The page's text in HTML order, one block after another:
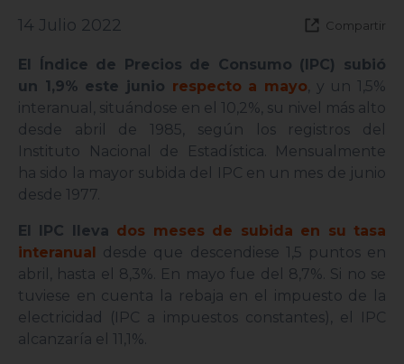
14 Julio 2022 Compartir
El Índice de Precios de Consumo (IPC) subió
un 1,9% este junio respecto a mayo, y un 1,5%
interanual, situándose en el 10,2%, su nivel más alto
desde abril de 1985, según los registros del
Instituto Nacional de Estadística. Mensualmente
ha sido la mayor subida del IPC en un mes de junio
desde 1977.
El IPC lleva dos meses de subida en su tasa
interanual
desde que descendiese 1,5 puntos en
abril, hasta el 8,3%. En mayo fue del 8,7%. Si no se
tuviese en cuenta la rebaja en el impuesto de la
electricidad (IPC a impuestos constantes), el IPC
alcanzaría el 11,1%.